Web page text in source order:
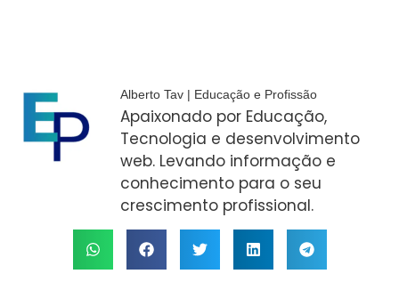
Alberto Tav | Educação e Profissão
Apaixonado por Educação,
Tecnologia e desenvolvimento
web. Levando informação e
conhecimento para o seu
crescimento profissional.